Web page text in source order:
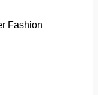
Fashion